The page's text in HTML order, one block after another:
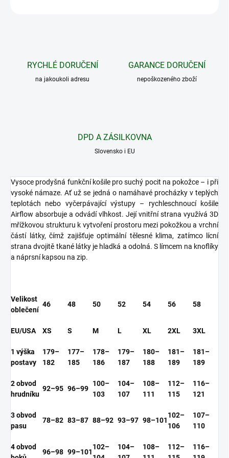
RYCHLÉ DORUČENÍ
na jakoukoli adresu
GARANCE DORUČENÍ
nepoškozeného zboží
DPD A ZÁSILKOVNA
Slovensko i EU
Vysoce prodyšná funkční košile pro suchý pocit na pokožce – i při
vysoké námaze. Ať už se jedná o namáhavé procházky v teplých
teplotách nebo vyčerpávající výstupy – rychleschnoucí košile
Airflow absorbuje a odvádí vlhkost. Její vnitřní strana využívá 3D
mřížkovou strukturu k vytvoření prostoru mezi pokožkou a vrchní
částí látky, čímž zajišťuje optimální tělesné klima, zatímco lícní
strana dvojitě tkané látky je hladká a odolná. S límcem na knoflíky
a náprsní kapsou na zip.
Velikost
oblečení
46 48 50 52 54 56 58
EU/USA XS S M L XL 2XL 3XL
1 výška
postavy
179–
182
177–
185
178–
186
179–
187
180–
188
181–
189
181–
189
2 obvod
hrudníku
92–95 96–99
100–
103
104–
107
108–
111
112–
115
116–
121
3 obvod
pasu
78–82 83–87 88–92 93–97 98–101
102–
106
107–
110
4 obvod
96–98 99–101
102–
104–
108–
112–
116–